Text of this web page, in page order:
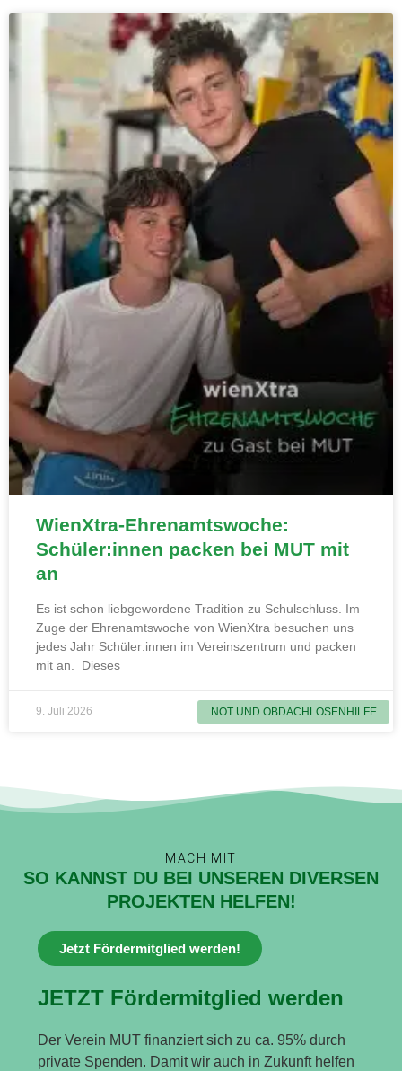
NOT UND OBDACHLOSENHILFE
WienXtra-Ehrenamtswoche:
Schüler:innen packen bei MUT mit
an
Es ist schon liebgewordene Tradition zu Schulschluss. Im
Zuge der Ehrenamtswoche von WienXtra besuchen uns
jedes Jahr Schüler:innen im Vereinszentrum und packen
mit an. Dieses
9. Juli 2026
MACH MIT
SO KANNST DU BEI UNSEREN DIVERSEN
PROJEKTEN HELFEN!
Jetzt Fördermitglied werden!
JETZT Fördermitglied werden
Der Verein MUT finanziert sich zu ca. 95% durch
private Spenden. Damit wir auch in Zukunft helfen